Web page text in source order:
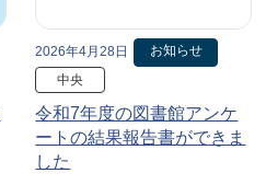
2026年4月28日
お知らせ
中央
令和7年度の図書館アンケ
ートの結果報告書ができま
した